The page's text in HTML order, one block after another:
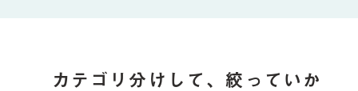
カテゴリ分けして、絞っていか